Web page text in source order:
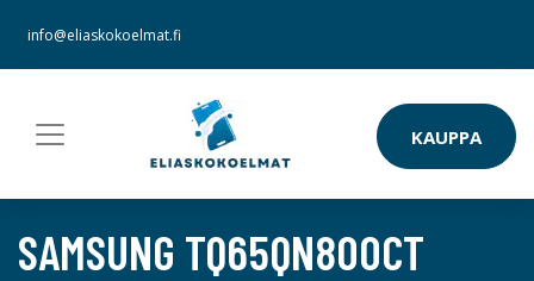
info@eliaskokoelmat.fi
KAUPPA
SAMSUNG TQ65QN800CT